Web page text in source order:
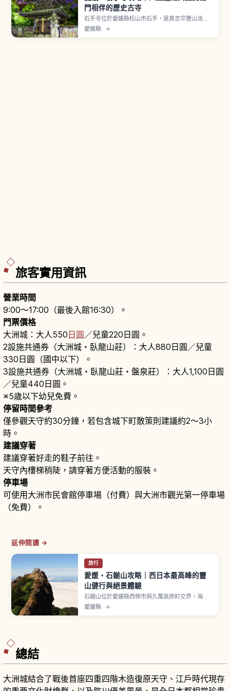
門相伴的歷史古寺
石手寺位於愛媛縣松山市石手，是真言宗豐山派寺
院，也是四國八十八所靈場第51番札所。寺名相傳
與被視為四國遍路元祖的「衛門三郎」轉生傳說有
愛媛縣 →
旅客實用資訊
營業時間
9:00〜17:00（最後入館16:30）。
門票價格
大洲城：大人550日圓 ／兒童220日圓。
2設施共通券（大洲城・臥龍山莊）：大人880日圓／兒童
330日圓（國中以下）。
3設施共通券（大洲城・臥龍山莊・盤泉莊）：大人1,100日圓
／兒童440日圓。
※5歲以下幼兒免費。
停留時間參考
僅參觀天守約30分鐘，若包含城下町散策則建議約2～3小
時。
建議穿著
建議穿著好走的鞋子前往。
天守內樓梯稍陡，請穿著方便活動的服裝。
停車場
可使用大洲市民會館停車場（付費）與大洲市觀光第一停車場
（免費）。
延伸閱讀 →
旅行
愛媛・石鎚山攻略｜西日本最高峰的靈
山健行與絕景體驗
石鎚山位於愛媛縣西條市與久萬高原町交界，海拔
1,982公尺，是西日本最高峰，並入選日本百名山
與日本七靈山。主峰由天狗岳、彌山（1,974公
愛媛縣 →
總結
大洲城結合了戰後首座四重四階木造復原天守、江戶時代現存